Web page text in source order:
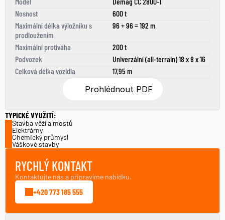
Nosnost
600 t
Maximální délka výložníku s
prodloužením
96 + 96 = 192 m
Maximální protiváha
200 t
Podvozek
Univerzální (all-terrain) 18 x 8 x 16
Celková délka vozidla
17,95 m
Prohlédnout PDF
TYPICKÉ VYUŽITÍ:
Stavba věží a mostů
Elektrárny
Chemický průmysl
Váškové stavby
RYCHLÝ KONTAKT
Kontaktujte nás a připravíme nabídku.
+420 773 185 555